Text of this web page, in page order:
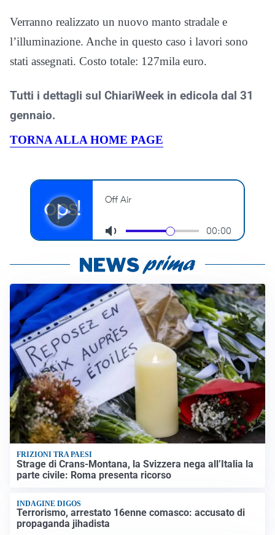
Verranno realizzato un nuovo manto stradale e
l’illuminazione. Anche in questo caso i lavori sono
stati assegnati. Costo totale: 127mila euro.
Tutti i dettagli sul ChiariWeek in edicola dal 31
gennaio.
TORNA ALLA HOME PAGE
FRIZIONI TRA PAESI
Strage di Crans-Montana, la Svizzera nega all’Italia la
parte civile: Roma presenta ricorso
INDAGINE DIGOS
Terrorismo, arrestato 16enne comasco: accusato di
propaganda jihadista